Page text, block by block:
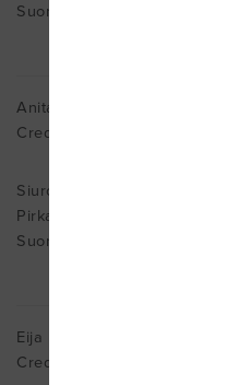
Suomi
Anita Aura
Cred. MDT
Siuro
Pirkanmaa 37200
Suomi
Eija Backman
Cred. MDT